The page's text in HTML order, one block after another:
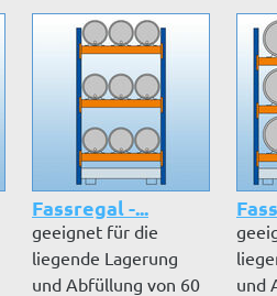
Fassregal -...
geeignet für die
liegende Lagerung
und Abfüllung von 60
und